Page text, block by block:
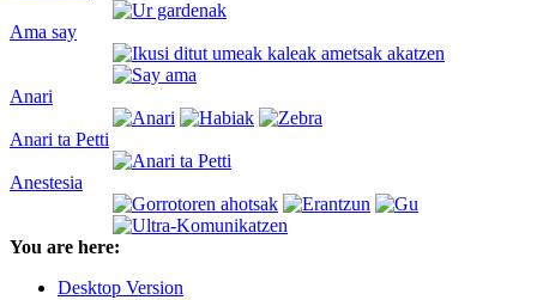
Ama say
Anari
Anari ta Petti
Anestesia
You are here:
Desktop Version